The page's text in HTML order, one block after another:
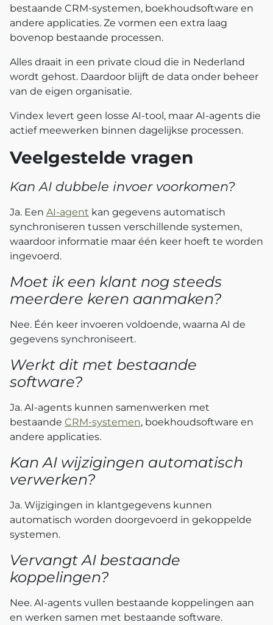
bestaande CRM-systemen, boekhoudsoftware en
andere applicaties. Ze vormen een extra laag
bovenop bestaande processen.
Alles draait in een private cloud die in Nederland
wordt gehost. Daardoor blijft de data onder beheer
van de eigen organisatie.
Vindex levert geen losse AI-tool, maar AI-agents die
actief meewerken binnen dagelijkse processen.
Veelgestelde vragen
Kan AI dubbele invoer voorkomen?
Ja. Een AI-agent kan gegevens automatisch
synchroniseren tussen verschillende systemen,
waardoor informatie maar één keer hoeft te worden
ingevoerd.
Moet ik een klant nog steeds
meerdere keren aanmaken?
Nee. Één keer invoeren voldoende, waarna AI de
gegevens synchroniseert.
Werkt dit met bestaande
software?
Ja. AI-agents kunnen samenwerken met
bestaande CRM-systemen, boekhoudsoftware en
andere applicaties.
Kan AI wijzigingen automatisch
verwerken?
Ja. Wijzigingen in klantgegevens kunnen
automatisch worden doorgevoerd in gekoppelde
systemen.
Vervangt AI bestaande
koppelingen?
Nee. AI-agents vullen bestaande koppelingen aan
en werken samen met bestaande software.